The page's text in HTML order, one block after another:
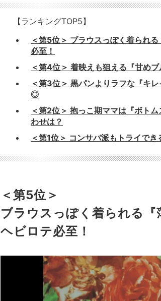
【ランキングTOP5】
＜第5位＞ ブラウスっぽく着られ
必至！
＜第4位＞ 着映えも狙える『甘め
＜第3位＞ 黒パンよりラフな『キ
◎
＜第2位＞ 抱っこ期ママは『ボト
わせは？
＜第1位＞ コンサバ派もトライで
＜第5位＞
ブラウスっぽく着られる
ヘビロテ必至！